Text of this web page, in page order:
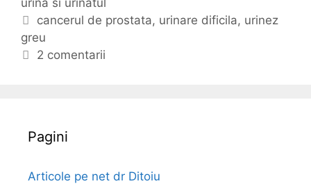
a
a
t
e
g
urina si urinatul
E
t
i
e
cancerul de prostata, urinare dificila, urinez
greu
2 comentarii
Pagini
Articole pe net dr Ditoiu